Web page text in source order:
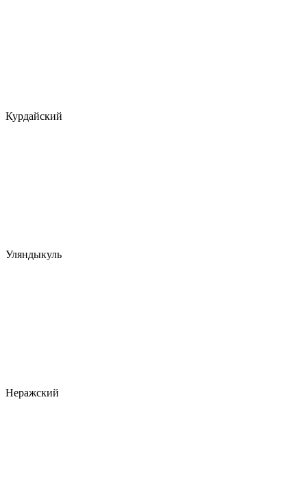
Курдайский
Уляндыкуль
Неражский